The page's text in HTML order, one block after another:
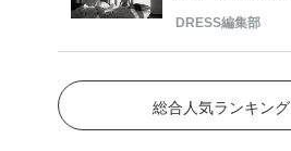
DRESS編集部
総合人気ランキング